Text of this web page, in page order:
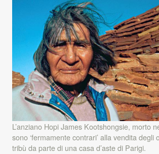
L’anziano Hopi James Kootshongsie, morto
sono ‘fermamente contrari’ alla vendita degli
tribù da parte di una casa d’aste di Parigi.